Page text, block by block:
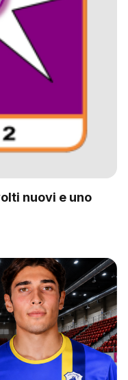
nuovi e uno